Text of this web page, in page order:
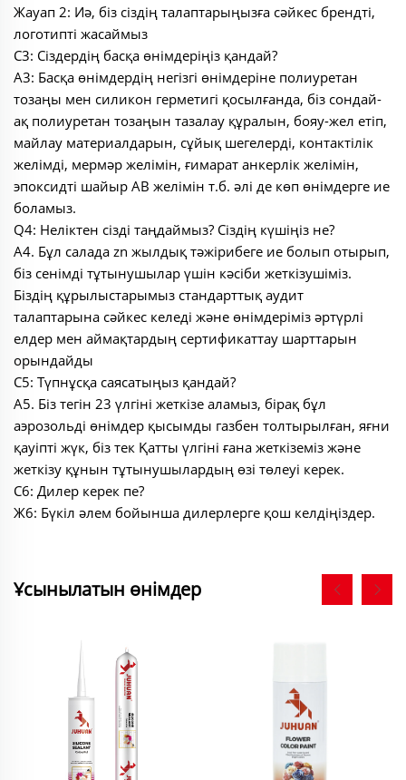
Жауап 2: Иә, біз сіздің талаптарыңызға сәйкес брендті,
логотипті жасаймыз
С3: Сіздердің басқа өнімдеріңіз қандай?
A3: Басқа өнімдердің негізгі өнімдеріне полиуретан
тозаңы мен силикон герметигі қосылғанда, біз сондай-
ақ полиуретан тозаңын тазалау құралын, бояу-жел етіп,
майлау материалдарын, сұйық шегелерді, контактілік
желімді, мермәр желімін, ғимарат анкерлік желімін,
эпоксидті шайыр AB желімін т.б. әлі де көп өнімдерге ие
боламыз.
Q4: Неліктен сізді таңдаймыз? Сіздің күшіңіз не?
A4. Бұл салада zn жылдық тәжірибеге ие болып отырып,
біз сенімді тұтынушылар үшін кәсіби жеткізушіміз.
Біздің құрылыстарымыз стандарттық аудит
талаптарына сәйкес келеді және өнімдеріміз әртүрлі
елдер мен аймақтардың сертификаттау шарттарын
орындайды
С5: Түпнұсқа саясатыңыз қандай?
A5. Біз тегін 23 үлгіні жеткізе аламыз, бірақ бұл
аэрозольді өнімдер қысымды газбен толтырылған, яғни
қауіпті жүк, біз тек Қатты үлгіні ғана жеткіземіз және
жеткізу құнын тұтынушылардың өзі төлеуі керек.
С6: Дилер керек пе?
Ж6: Бүкіл әлем бойынша дилерлерге қош келдіңіздер.
Ұсынылатын өнімдер